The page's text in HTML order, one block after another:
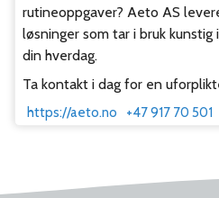
rutineoppgaver? Aeto AS
løsninger som tar i bruk
din hverdag.
Ta kontakt i dag for en
https://aeto.no +47 917 70 501